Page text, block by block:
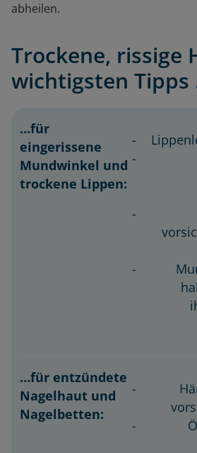
abheilen.
Trockene, rissige
wichtigsten
eingerissene
Mundwinkel
und